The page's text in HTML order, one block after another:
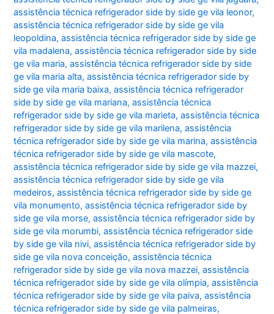
assistência técnica refrigerador side by side ge vila leonor,
assistência técnica refrigerador side by side ge vila
leopoldina,assistência técnica refrigerador side by side ge
vila madalena,assistência técnica refrigerador side by side
ge vila maria,assistência técnica refrigerador side by side
ge vila maria alta,assistência técnica refrigerador side by
side ge vila maria baixa,assistência técnica refrigerador
side by side ge vila mariana,assistência técnica
refrigerador side by side ge vila marieta,assistência técnica
refrigerador side by side ge vila marilena,assistência
técnica refrigerador side by side ge vila marina,assistência
técnica refrigerador side by side ge vila mascote,
assistência técnica refrigerador side by side ge vila mazzei,
assistência técnica refrigerador side by side ge vila
medeiros,assistência técnica refrigerador side by side ge
vila monumento,assistência técnica refrigerador side by
side ge vila morse,assistência técnica refrigerador side by
side ge vila morumbi,assistência técnica refrigerador side
by side ge vila nivi,assistência técnica refrigerador side by
side ge vila nova conceição,assistência técnica
refrigerador side by side ge vila nova mazzei,assistência
técnica refrigerador side by side ge vila olímpia,assistência
técnica refrigerador side by side ge vila paiva,assistência
técnica refrigerador side by side ge vila palmeiras,